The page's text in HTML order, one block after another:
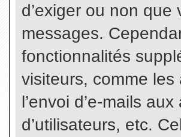
d’exiger ou non
messages.
fonctionnalités
visiteurs, comme
l’envoi d’e-mails
d’utilisateurs, etc.